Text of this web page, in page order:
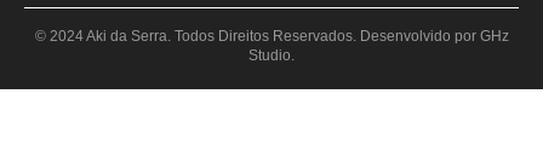
© 2024 Aki da Serra. Todos Direitos Reservados. Desenvolvido por GHz
Studio.